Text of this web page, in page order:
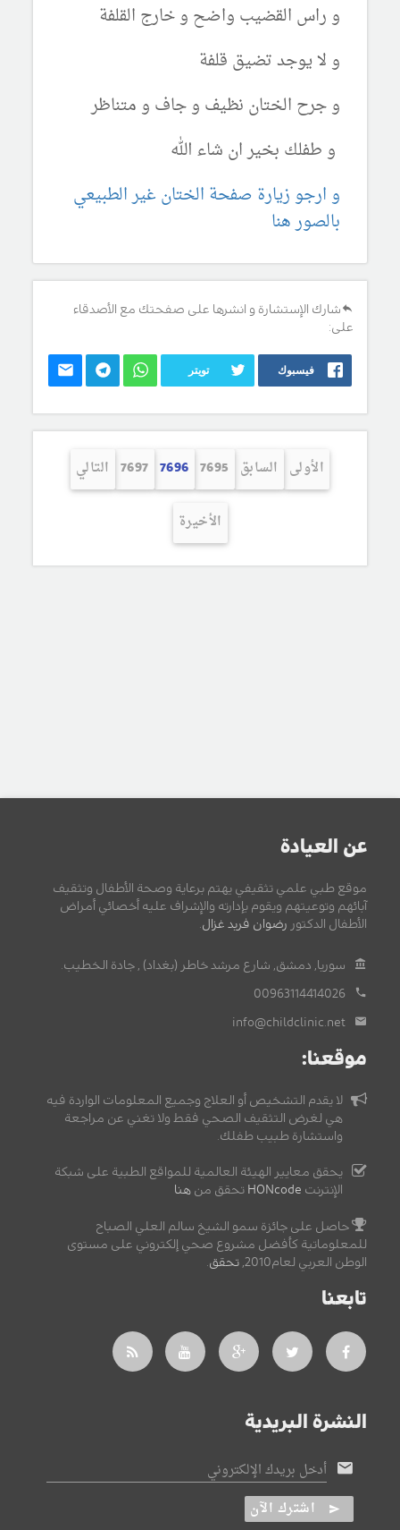
و راس القضيب واضح و خارج القلفة
و لا يوجد تضيق قلفة
و جرح الختان نظيف و جاف و متناظر
و طفلك بخير ان شاء الله
و ارجو زيارة صفحة الختان غير الطبيعي
بالصور هنا
شارك الإستشارة و انشرها على صفحتك مع الأصدقاء
على:
فيسبوك تويتر
الأولى السابق 7695
7696
7697 التالي
الأخيرة
عن العيادة
موقع طبي علمي تثقيفي يهتم برعاية وصحة الأطفال وتثقيف
آبائهم وتوعيتهم ويقوم بإدارته والإشراف عليه أخصائي أمراض
الأطفال الدكتور رضوان فريد غزال.
سوريا, دمشق, شارع مرشد خاطر (بغداد) , جادة الخطيب.
00963114414026
info@childclinic.net
موقعنا:
لا يقدم التشخيص أو العلاج وجميع المعلومات الواردة فيه
هي لغرض التثقيف الصحي فقط ولا تغني عن مراجعة
واستشارة طبيب طفلك.
يحقق معايير الهيئة العالمية للمواقع الطبية على شبكة
الإنترنت HONcode تحقق من هنا
حاصل على جائزة سمو الشيخ سالم العلي الصباح
للمعلوماتية كأفضل مشروع صحي إلكتروني على مستوى
الوطن العربي لعام2010,
تحقق.
تابعنا
النشرة البريدية
أدخل بريدك الإلكتروني
اشترك الآن